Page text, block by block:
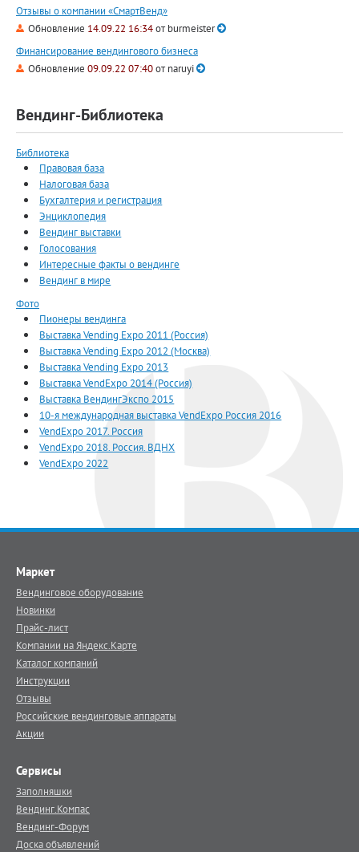
Отзывы о компании «СмартВенд»
Обновление 14.09.22 16:34отburmeister
Финансирование вендингового бизнеса
Обновление 09.09.22 07:40отnaruyi
Вендинг-Библиотека
Библиотека
Правовая база
Налоговая база
Бухгалтерия и регистрация
Энциклопедия
Вендинг выставки
Голосования
Интересные факты о вендинге
Вендинг в мире
Фото
Пионеры вендинга
Выставка Vending Expo 2011 (Россия)
Выставка Vending Expo 2012 (Москва)
Выставка Vending Expo 2013
Выставка VendExpo 2014 (Россия)
Выставка ВендингЭкспо 2015
10-я международная выставка VendExpo Россия 2016
VendExpo 2017. Россия
VendExpo 2018. Россия. ВДНХ
VendExpo 2022
Маркет
Вендинговое оборудование
Новинки
Прайс-лист
Компании на Яндекс.Карте
Каталог компаний
Инструкции
Отзывы
Российские вендинговые аппараты
Акции
Сервисы
Заполняшки
Вендинг.Компас
Вендинг-Форум
Доска объявлений